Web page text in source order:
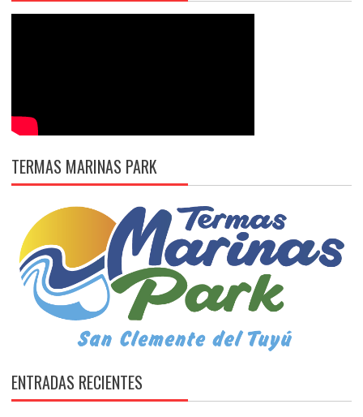
TERMAS MARINAS PARK
ENTRADAS RECIENTES